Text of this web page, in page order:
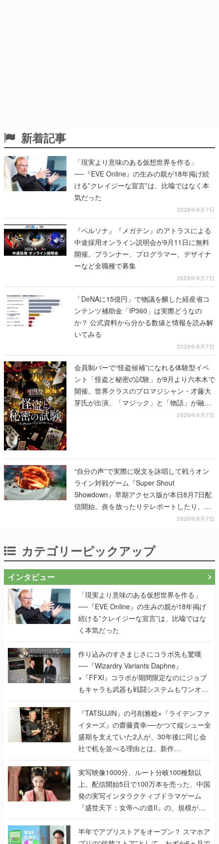
新着記事
「現実より意味のある仮想世界を作る」
──『EVE Online』の生みの親が18年掲げ続
ける”クレイジーな宣言”は、比喩ではなく本
気だった
2026年8月7日
『ペルソナ』『メガテン』のアトラスによる
中途採用オンライン説明会が9月11日に無料
開催。プランナー、プログラマー、デザイナ
ーなど全職種で募集
2026年8月7日
「DeNAに15億円」で物議を醸した経産省コ
ンテンツ補助金「IP360」は実際どうなの
か？ 公式資料から分かる数値と情報を読み解
いてみる
2026年8月7日
会員制バーで“怪盗候補”になれる体験型イベ
ント「怪盗と秘密の試験」が9月より六本木で
開催。世界クラスのプロマジシャン・才藤大
芽氏が出演、「マジック」と「物語」が融合
2026年8月7日
“自分の声”で実際に呪文を詠唱して戦うオン
ライン対戦ゲーム『Super Shout
Showdown』早期アクセス版が本日8月7日配
信開始。炎を放ったりテレポートしたり、登
2026年8月7日
カテゴリーピックアップ
インタビュー
「現実より意味のある仮想世界を作る」
──『EVE Online』の生みの親が18年掲げ
続ける”クレイジーな宣言”は、比喩ではな
く本気だった
作り込みのすさまじさにコラボ先も驚嘆
──『Wizardry Variants Daphne』
×『FFXI』コラボが期間限定なのにジョブ
もキャラも武器も戦闘システムもワンオフ
で作り込まれた理由を両ディレクターに聞
く
『TATSUJIN』の弓削雅稔×『ライデンファ
イターズ』の齋藤貴幸──かつて縦シュー全
盛期を支えていた2人が、30年後に同じ会
社で机を並べる理由とは。新作
『TATSUJIN EXTREME』で初タッグを組
んだレジェンド2人に訊く開発秘話
実写映像1000分、ルート分岐100種類以
上。配信開始5日で100万本を売った、中国
発の実写インタラクティブドラマゲーム
『盛世天下：女帝への道II』の、規模が違
うこだわりをプロデューサーに聞いた
半年でアプリストアをオープン？ スマホア